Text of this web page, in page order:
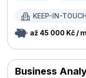
KEEP-IN-
až 45 000 Kč /
Business